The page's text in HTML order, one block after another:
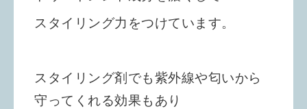
スタイリング力をつけています。
スタイリング剤でも紫外線や匂いから
守ってくれる効果もあり